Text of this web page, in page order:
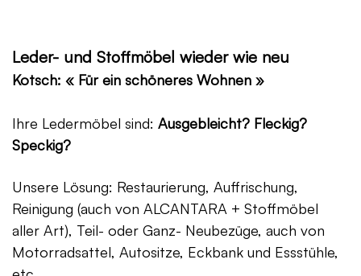
Leder- und Stoffmöbel wieder wie neu
Kotsch: « Für ein schöneres Wohnen »
Ihre Ledermöbel sind: Ausgebleicht? Fleckig?
Speckig?
Unsere Lösung: Restaurierung, Auffrischung,
Reinigung (auch von ALCANTARA + Stoffmöbel
aller Art), Teil- oder Ganz- Neubezüge, auch von
Motorradsattel, Autositze, Eckbank und Essstühle,